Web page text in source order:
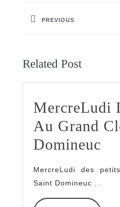
l’article
PREVIOUS
Related Post
MercreLudi
Au Grand
Domineuc
MercreLudi des
Saint Domineuc ...